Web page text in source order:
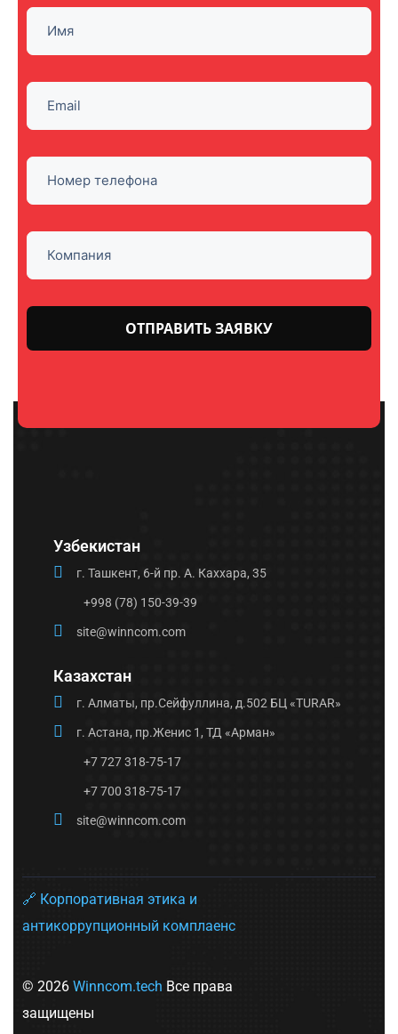
пустым.
Узбекистан
г. Ташкент, 6-й пр. А. Каххара, 35
+998 (78) 150-39-39
site@winncom.com
Казахстан
г. Алматы, пр.Сейфуллина, д.502 БЦ «TURAR»
г. Астана, пр.Женис 1, ТД «Арман»
+7 727 318-75-17
+7 700 318-75-17
site@winncom.com
🔗 Корпоративная этика и
антикоррупционный комплаенс
© 2026 Winncom.tech Все права
защищены